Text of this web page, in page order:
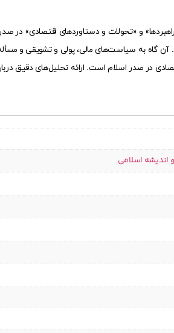
و «تحولات و دستاوردهای اقتصادی»
به سیاست‌های مالی، پولی و تشویقی و مسأله
در صدر اسلام است. ارائه تحلیل‌های دقیق
اندیشه اسلامی